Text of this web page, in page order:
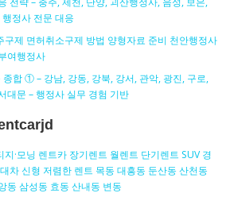
정사 전문 대응
구제 면허취소구제 방법 양형자료 준비 천안행정사
여행정사
종합 ① – 강남, 강동, 강북, 강서, 관악, 광진, 구로,
대문 – 행정사 실무 경험 기반
·모닝 렌트카 장기렌트 월렌트 단기렌트 SUV 경
차 신형 저렴한 렌트 목동 대흥동 둔산동 산천동
동 삼성동 효동 산내동 변동